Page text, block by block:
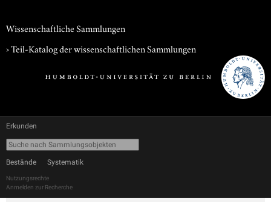
Wissenschaftliche Sammlungen
› Teil-Katalog der wissenschaftlichen Sammlungen
Erkunden
Bestände Systematik
Nutzungsrechte
Anmelden zur Recherche